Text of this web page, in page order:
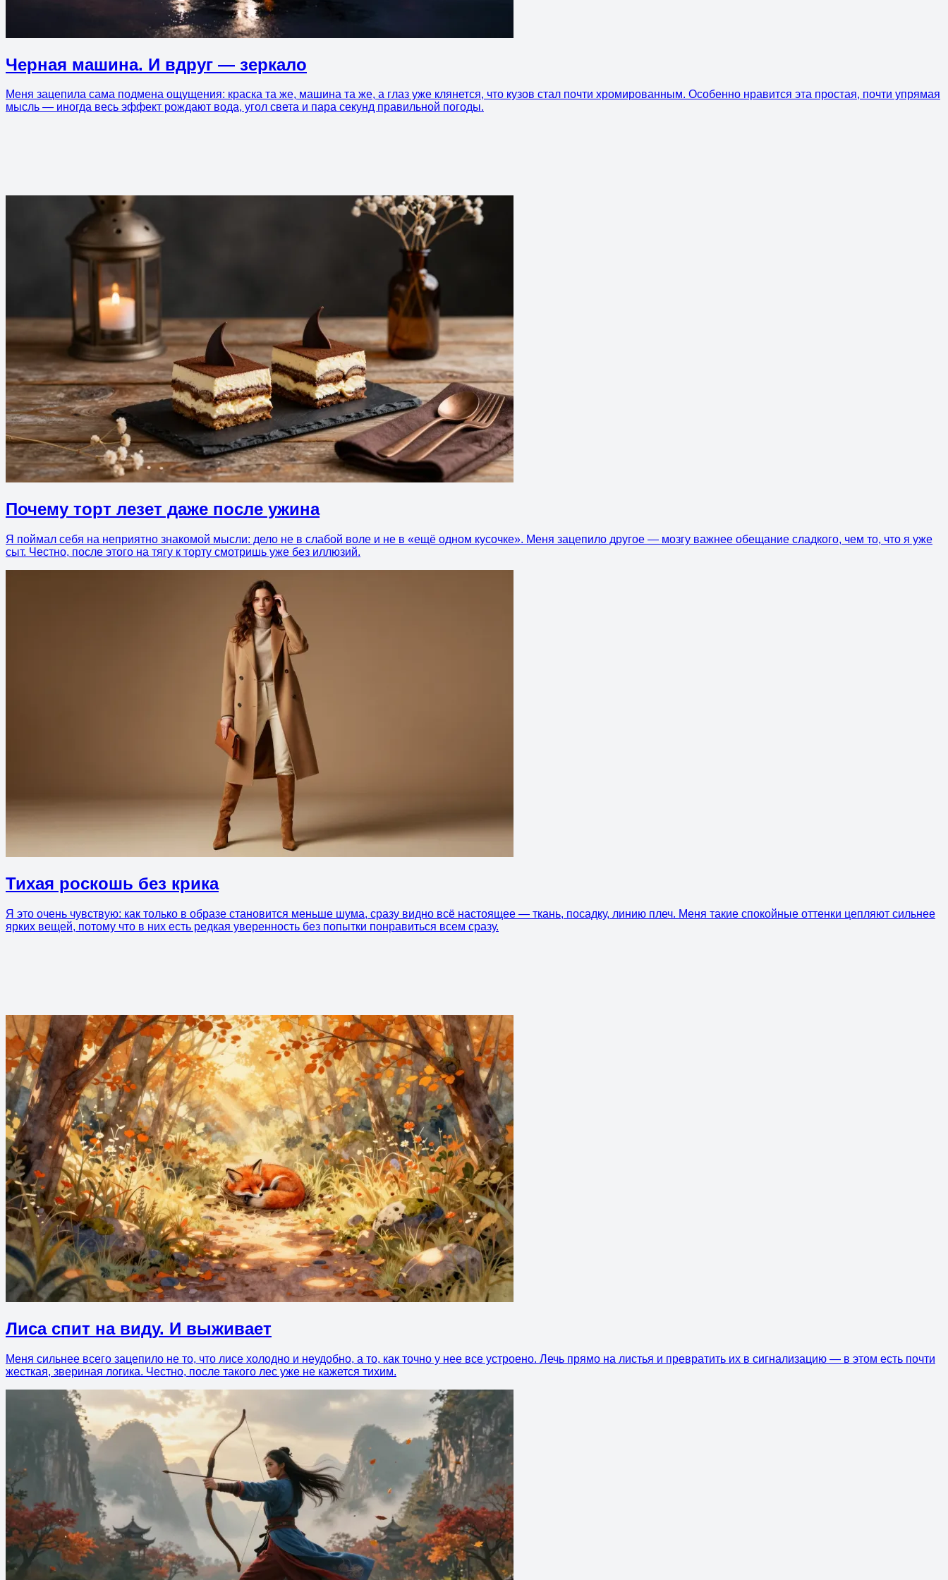
Черная машина. И вдруг — зеркало
Меня зацепила сама подмена ощущения: краска та же, машина та же, а глаз уже клянется, что кузов стал почти хромированным. Особенно нравится эта простая, почти упрямая
мысль — иногда весь эффект рождают вода, угол света и пара секунд правильной погоды.
Почему торт лезет даже после ужина
Я поймал себя на неприятно знакомой мысли: дело не в слабой воле и не в «ещё одном кусочке». Меня зацепило другое — мозгу важнее обещание сладкого, чем то, что я уже
сыт. Честно, после этого на тягу к торту смотришь уже без иллюзий.
Тихая роскошь без крика
Я это очень чувствую: как только в образе становится меньше шума, сразу видно всё настоящее — ткань, посадку, линию плеч. Меня такие спокойные оттенки цепляют сильнее
ярких вещей, потому что в них есть редкая уверенность без попытки понравиться всем сразу.
Лиса спит на виду. И выживает
Меня сильнее всего зацепило не то, что лисе холодно и неудобно, а то, как точно у нее все устроено. Лечь прямо на листья и превратить их в сигнализацию — в этом есть почти
жесткая, звериная логика. Честно, после такого лес уже не кажется тихим.